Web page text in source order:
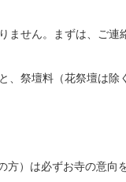
ません。まずは、ご連
、祭壇料（花祭壇は除
）は必ずお寺の意向